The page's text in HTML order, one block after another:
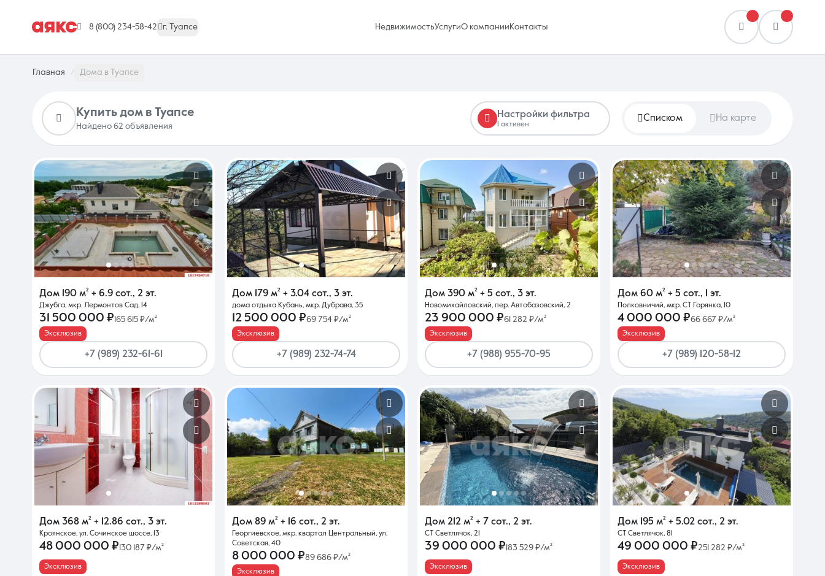
8 (800) 234-58-42 г. Туапсе НедвижимостьУслугиО компании Контакты
Избранное Сравнение
Недвижимость Услуги
О компании Контакты
8 (861) 297-00-00
Ежедневно с 08:30 до 20:00
Главная Дома в Туапсе
Купить дом в Туапсе
Найдено 62 объявления
Настройки фильтра
1 активен
Списком На карте
Дом 190 м² + 6.9 сот., 2 эт.
Джубга, мкр. Лермонтов Сад, 14
31 500 000 ₽ 165 615 ₽/м²
Эксклюзив
+7 (989) 232-61-61
Дом 179 м² + 3.04 сот., 3 эт.
дома отдыха Кубань, мкр. Дубрава, 35
12 500 000 ₽69 754 ₽/м²
Эксклюзив
+7 (989) 232-74-74
Дом 390 м² + 5 сот., 3 эт.
Новомихайловский, пер. Автобазовский, 2
23 900 000 ₽61 282 ₽/м²
Эксклюзив
+7 (988) 955-70-95
Дом 60 м² + 5 сот., 1 эт.
Полковничий, мкр. СТ Горянка, 10
4 000 000 ₽66 667 ₽/м²
Эксклюзив
+7 (989) 120-58-12
Дом 368 м² + 12.86 сот., 3 эт.
Кроянское, ул. Сочинское шоссе, 13
48 000 000 ₽130 187 ₽/м²
Эксклюзив
Дом 89 м² + 16 сот., 2 эт.
Георгиевское, мкр. квартал Центральный, ул.
Советская, 40
8 000 000 ₽89 686 ₽/м²
Эксклюзив
Дом 212 м² + 7 сот., 2 эт.
СТ Светлячок, 21
39 000 000 ₽183 529 ₽/м²
Эксклюзив
Дом 195 м² + 5.02 сот., 2 эт.
СТ Светлячок, 81
49 000 000 ₽251 282 ₽/м²
Эксклюзив